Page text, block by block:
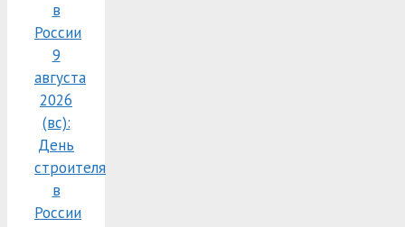
в
России
9
августа
2026
(вс):
День
строителя
в
России